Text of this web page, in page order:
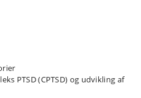
PTSD (CPTSD) og udvikling af